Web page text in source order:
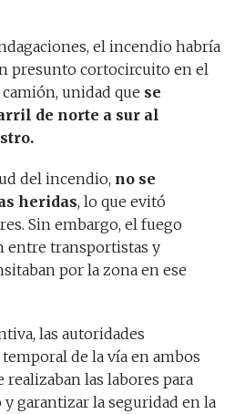
el incendio habría
presunto cortocircuito en el
unidad que se
de norte a sur al
del incendio, no se
heridas, lo que evitó
Sin embargo, el fuego
entre transportistas y
por la zona en ese
las autoridades
de la vía en ambos
las labores para
garantizar la seguridad en la